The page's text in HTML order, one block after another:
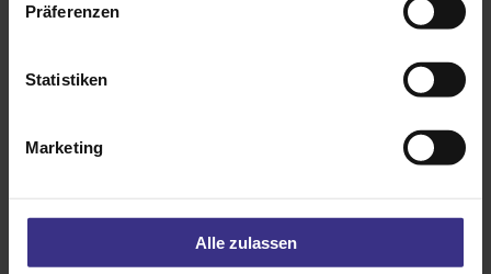
Präferenzen
Statistiken
Marketing
Alle zulassen